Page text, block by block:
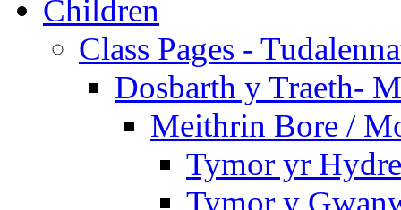
Children
Class Pages -
Dosbarth y Traeth-
Meithrin Bore /
Tymor yr
Tymor y